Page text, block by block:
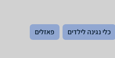
כלי נגינה לילדים פאזלים